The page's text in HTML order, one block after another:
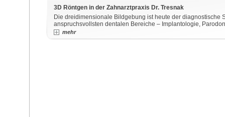
3D Röntgen in der Zahnarztpraxis Dr. Tresnak
Die dreidimensionale Bildgebung ist heute der diagnostische
anspruchsvollsten dentalen Bereiche – Implantologie,
mehr